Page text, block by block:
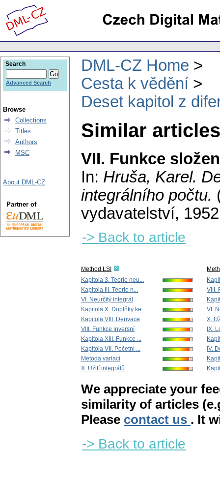
DML-CZ Home
Cesta k vědění
Deset kapitol z
Similar
VII. Funkce
In: Hruša, Karel.
integrálního počtu.
vydavatelství,
-> Back to article
Method LSI
Kapitola 3. Teorie neu...
Kapitola III. Teorie n...
VI. Neurčitý integrál
Kapitola X. Doplňky ke...
Kapitola VIII. Derivace
VIII. Funkce inversní
Kapitola XIII. Funkce ...
Kapitola VII. Početní ...
Metoda variací
X. Užití integrálů
VIII.
VI.
X.
IX.
IV.
We appreciate your
similarity of articles
Please contact us . It
-> Back to article
Search
Advanced Search
Browse
Collections
Titles
Authors
MSC
About DML-CZ
Partner of